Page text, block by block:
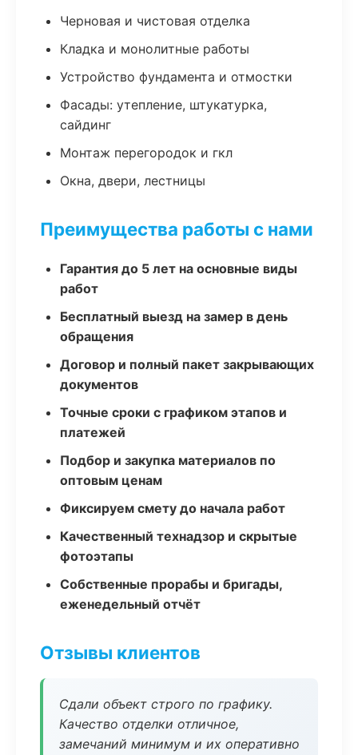
Черновая и чистовая отделка
Кладка и монолитные работы
Устройство фундамента и отмостки
Фасады: утепление, штукатурка,
сайдинг
Монтаж перегородок и гкл
Окна, двери, лестницы
Преимущества работы с нами
Гарантия до 5 лет на основные виды
работ
Бесплатный выезд на замер в день
обращения
Договор и полный пакет закрывающих
документов
Точные сроки с графиком этапов и
платежей
Подбор и закупка материалов по
оптовым ценам
Фиксируем смету до начала работ
Качественный технадзор и скрытые
фотоэтапы
Собственные прорабы и бригады,
еженедельный отчёт
Отзывы клиентов
Сдали объект строго по графику.
Качество отделки отличное,
замечаний минимум и их оперативно